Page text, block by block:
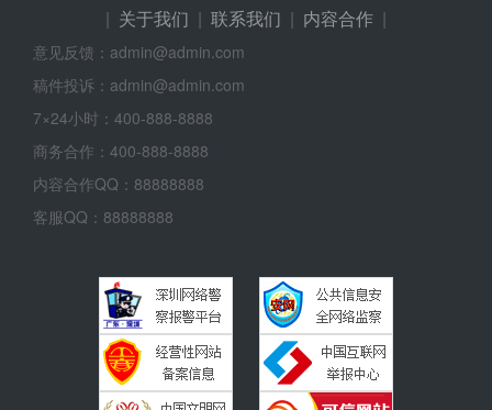
| 关于我们 | 联系我们 | 内容合作 |
意见反馈：admin@admin.com
稿件投诉：admin@admin.com
7×24小时：400-888-8888
商务合作：400-888-8888
内容合作QQ：88888888
客服QQ：88888888